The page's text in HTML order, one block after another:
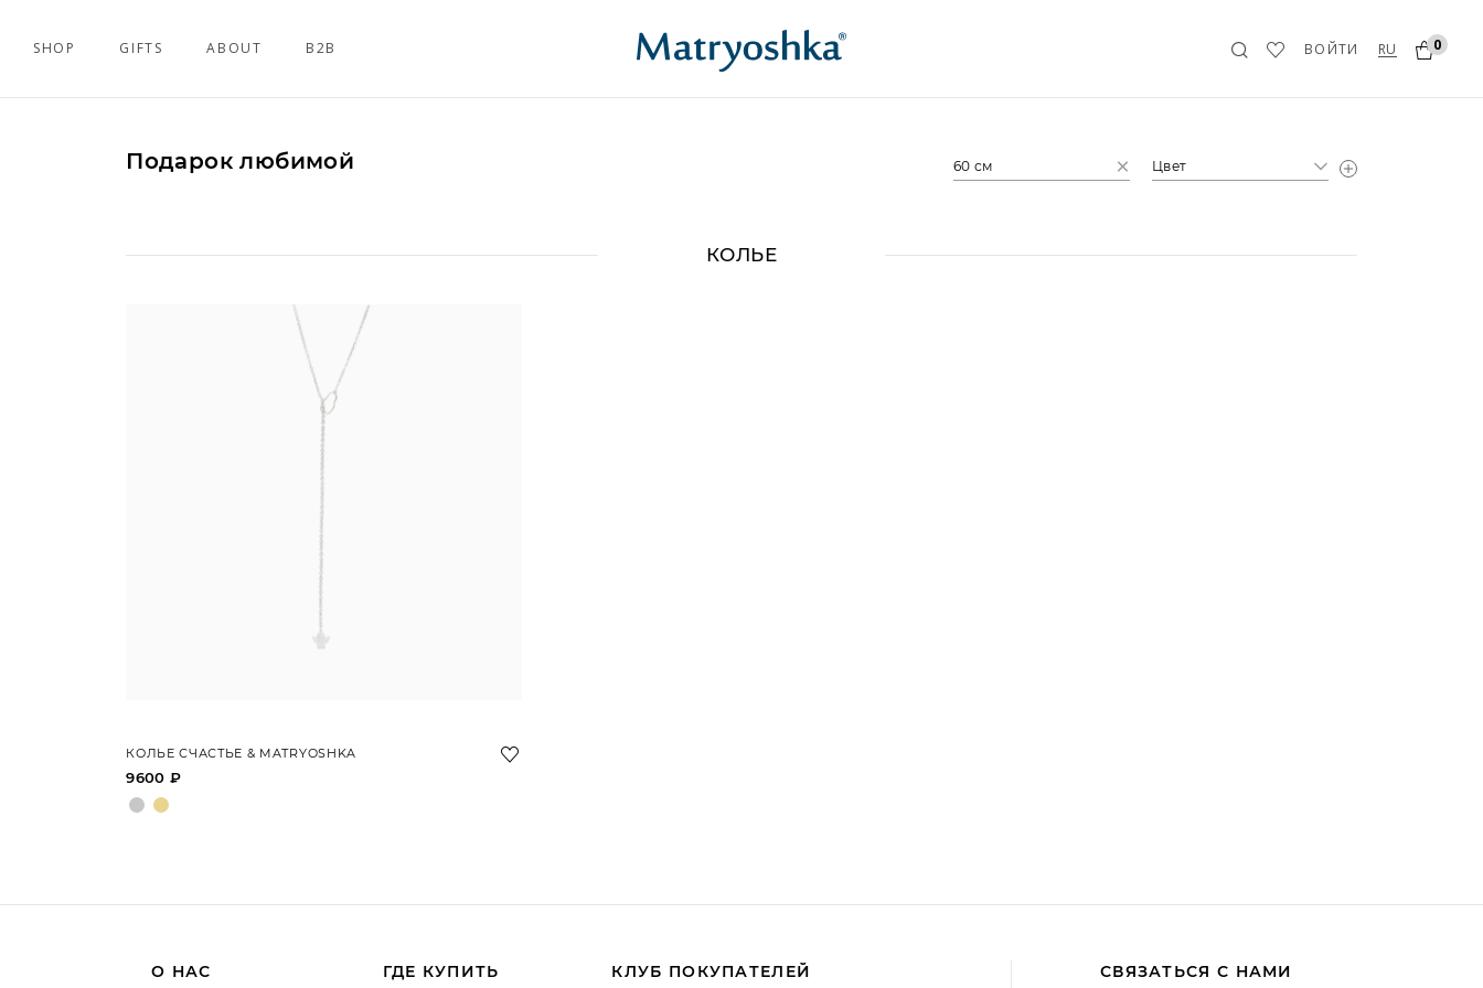
SHOP GIFTS ABOUT B2B ВОЙТИ RU 0
Подарок любимой 60 см Цвет
КОЛЬЕ
КОЛЬЕ СЧАСТЬЕ & MATRYOSHKA
9600 ₽
О НАС ГДЕ КУПИТЬ КЛУБ ПОКУПАТЕЛЕЙ СВЯЗАТЬСЯ С НАМИ